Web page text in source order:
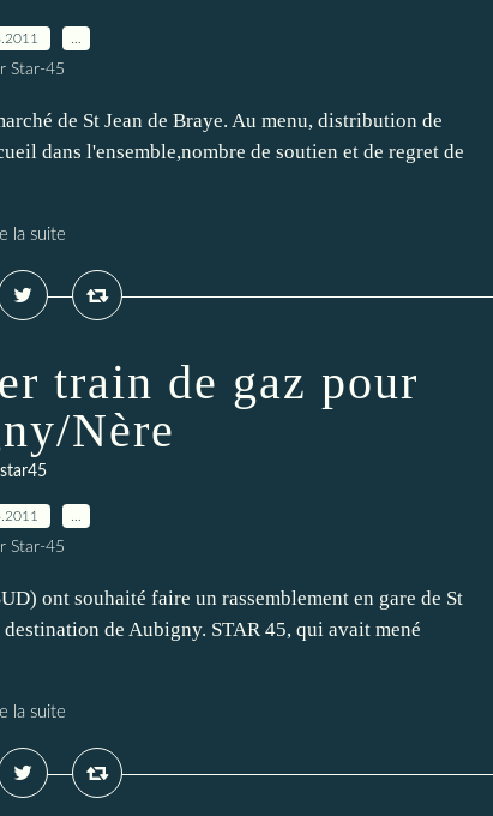
Star-45
de St Jean de Braye. Au menu, distribution de
dans l'ensemble,nombre de soutien et de regret de
la suite
train de gaz pour
Nère
star45
Star-45
ont souhaité faire un rassemblement en gare de St
de Aubigny. STAR 45, qui avait mené
la suite